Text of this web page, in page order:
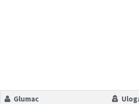
Glumac